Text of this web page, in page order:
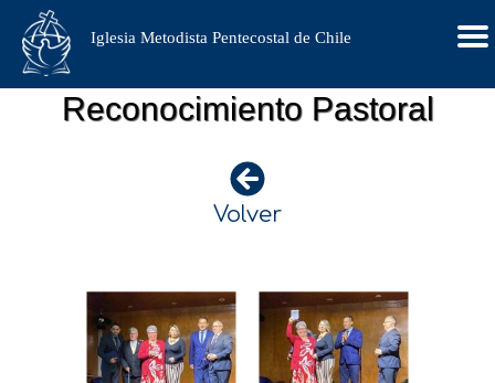
Iglesia Metodista Pentecostal de Chile
Reconocimiento Pastoral
Volver